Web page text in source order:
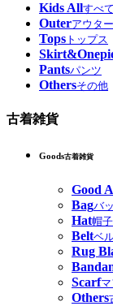
Kids Allすべ
Outerアウター
Tops トップス
Pantsパンツ
Othersその他
古着雑貨
Goods古着雑貨
Good
Bagバ
Hat帽子
Beltベ
Rug
Scarf
Others